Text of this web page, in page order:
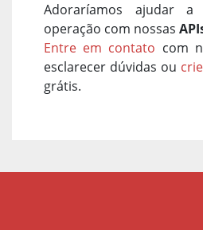
Adoraríamos ajudar a
operação com nossas
Entre em contato com
esclarecer dúvidas ou
grátis.